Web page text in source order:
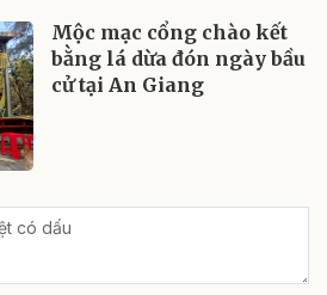
Mộc mạc cổng chào kết
bằng lá dừa đón ngày bầu
cử tại An Giang